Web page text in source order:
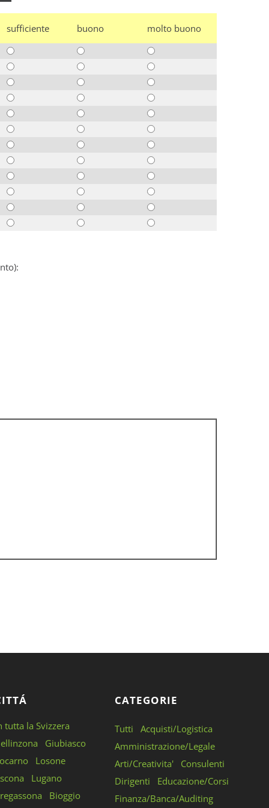
sufficiente buono molto buono
tutta la Svizzera
Giubiasco
Losone
Lugano
Bioggio
CATEGORIE
Tutti
Acquisti/Logistica
Amministrazione/Legale
Arti/Creativita'
Consulenti
Dirigenti
Educazione/Corsi
Finanza/Banca/Auditing